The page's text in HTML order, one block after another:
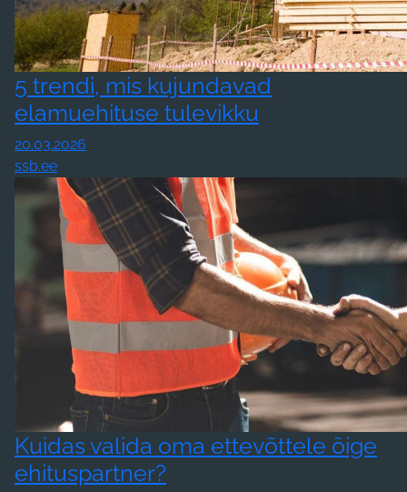
5 trendi, mis kujundavad
elamuehituse tulevikku
20.03.2026
ssb.ee
Kuidas valida oma ettevõttele õige
ehituspartner?